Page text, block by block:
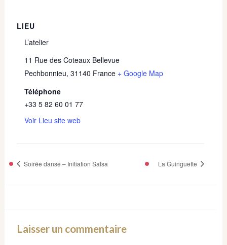
LIEU
L’atelier
11 Rue des Coteaux Bellevue
Pechbonnieu, 31140 France + Google Map
Téléphone
+33 5 82 60 01 77
Voir Lieu site web
Soirée danse – Initiation Salsa La Guinguette
Laisser un commentaire